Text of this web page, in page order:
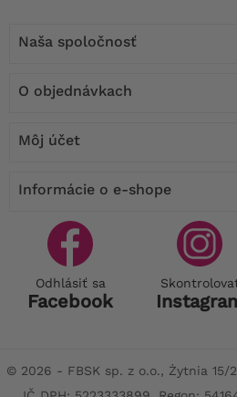
Naša spoločnosť
O objednávkach
Môj účet
Informácie o e-shope
Odhlásiť sa
Facebook
© 2026 - FBSK sp. z o.o., Żytnia 15/